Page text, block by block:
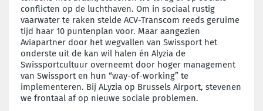
conflicten op de luchthaven. Om in sociaal rustig
vaarwater te raken stelde ACV-Transcom reeds geruime
tijd haar 10 puntenplan voor. Maar aangezien
Aviapartner door het wegvallen van Swissport het
onderste uit de kan wil halen én Alyzia de
Swissportcultuur overneemt door hoger management
van Swissport en hun “way-of-working” te
implementeren. Bij ALyzia op Brussels Airport, stevenen
we frontaal af op nieuwe sociale problemen.